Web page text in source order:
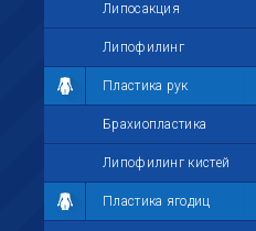
Липосакция
Липофилинг
Пластика рук
Брахиопластика
Липофилинг кистей
Пластика ягодиц